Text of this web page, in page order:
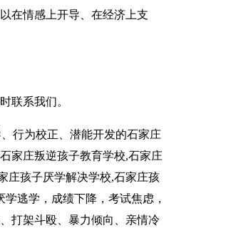
在情感上开导、在经济上支
联系我们。
行为校正、潜能开发的石家庄
家庄叛逆孩子教育学校,石家庄
庄孩子厌学解决学校,石家庄孩
逃学，成绩下降，考试焦虑，
打架斗殴、暴力倾向、亲情冷